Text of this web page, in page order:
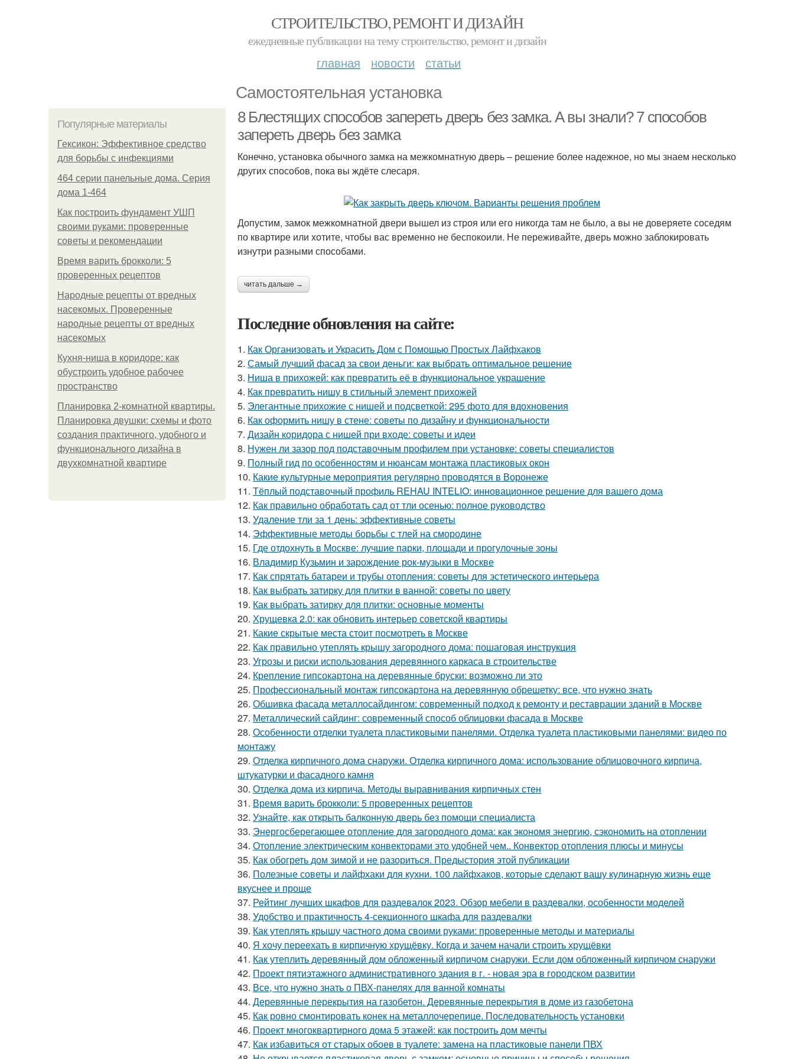
СТРОИТЕЛЬСТВО, РЕМОНТ И ДИЗАЙН
ежедневные публикации на тему строительство, ремонт и дизайн
главная новости статьи
Самостоятельная установка
Популярные материалы
Гексикон: Эффективное средство
для борьбы с инфекциями
464 серии панельные дома. Серия
дома 1-464
Как построить фундамент УШП
своими руками: проверенные
советы и рекомендации
Время варить брокколи: 5
проверенных рецептов
Народные рецепты от вредных
насекомых. Проверенные
народные рецепты от вредных
насекомых
Кухня-ниша в коридоре: как
обустроить удобное рабочее
пространство
Планировка 2-комнатной квартиры.
Планировка двушки: схемы и фото
создания практичного, удобного и
функционального дизайна в
двухкомнатной квартире
8 Блестящих способов запереть дверь без замка. А вы знали? 7 способов
запереть дверь без замка
Конечно, установка обычного замка на межкомнатную дверь – решение более надежное, но мы знаем несколько
других способов, пока вы ждёте слесаря.
Допустим, замок межкомнатной двери вышел из строя или его никогда там не было, а вы не доверяете соседям
по квартире или хотите, чтобы вас временно не беспокоили. Не переживайте, дверь можно заблокировать
изнутри разными способами.
читать дальше →
Последние обновления на сайте:
1. Как Организовать и Украсить Дом с Помощью Простых Лайфхаков
2. Самый лучший фасад за свои деньги: как выбрать оптимальное решение
3. Ниша в прихожей: как превратить её в функциональное украшение
4. Как превратить нишу в стильный элемент прихожей
5. Элегантные прихожие с нишей и подсветкой: 295 фото для вдохновения
6. Как оформить нишу в стене: советы по дизайну и функциональности
7. Дизайн коридора с нишей при входе: советы и идеи
8. Нужен ли зазор под подставочным профилем при установке: советы специалистов
9. Полный гид по особенностям и нюансам монтажа пластиковых окон
10. Какие культурные мероприятия регулярно проводятся в Воронеже
11. Тёплый подставочный профиль REHAU INTELIO: инновационное решение для вашего дома
12. Как правильно обработать сад от тли осенью: полное руководство
13. Удаление тли за 1 день: эффективные советы
14. Эффективные методы борьбы с тлей на смородине
15. Где отдохнуть в Москве: лучшие парки, площади и прогулочные зоны
16. Владимир Кузьмин и зарождение рок-музыки в Москве
17. Как спрятать батареи и трубы отопления: советы для эстетического интерьера
18. Как выбрать затирку для плитки в ванной: советы по цвету
19. Как выбрать затирку для плитки: основные моменты
20. Хрущевка 2.0: как обновить интерьер советской квартиры
21. Какие скрытые места стоит посмотреть в Москве
22. Как правильно утеплять крышу загородного дома: пошаговая инструкция
23. Угрозы и риски использования деревянного каркаса в строительстве
24. Крепление гипсокартона на деревянные бруски: возможно ли это
25. Профессиональный монтаж гипсокартона на деревянную обрешетку: все, что нужно знать
26. Обшивка фасада металлосайдингом: современный подход к ремонту и реставрации зданий в Москве
27. Металлический сайдинг: современный способ облицовки фасада в Москве
28. Особенности отделки туалета пластиковыми панелями. Отделка туалета пластиковыми панелями: видео по
монтажу
29. Отделка кирпичного дома снаружи. Отделка кирпичного дома: использование облицовочного кирпича,
штукатурки и фасадного камня
30. Отделка дома из кирпича. Методы выравнивания кирпичных стен
31. Время варить брокколи: 5 проверенных рецептов
32. Узнайте, как открыть балконную дверь без помощи специалиста
33. Энергосберегающее отопление для загородного дома: как экономя энергию, сэкономить на отоплении
34. Отопление электрическим конвекторами это удобней чем.. Конвектор отопления плюсы и минусы
35. Как обогреть дом зимой и не разориться. Предыстория этой публикации
36. Полезные советы и лайфхаки для кухни. 100 лайфхаков, которые сделают вашу кулинарную жизнь еще
вкуснее и проще
37. Рейтинг лучших шкафов для раздевалок 2023. Обзор мебели в раздевалки, особенности моделей
38. Удобство и практичность 4-секционного шкафа для раздевалки
39. Как утеплять крышу частного дома своими руками: проверенные методы и материалы
40. Я хочу переехать в кирпичную хрущёвку. Когда и зачем начали строить хрущёвки
41. Как утеплить деревянный дом обложенный кирпичом снаружи. Если дом обложенный кирпичом снаружи
42. Проект пятиэтажного административного здания в г. - новая эра в городском развитии
43. Все, что нужно знать о ПВХ-панелях для ванной комнаты
44. Деревянные перекрытия на газобетон. Деревянные перекрытия в доме из газобетона
45. Как ровно смонтировать конек на металлочерепице. Последовательность установки
46. Проект многоквартирного дома 5 этажей: как построить дом мечты
47. Как избавиться от старых обоев в туалете: замена на пластиковые панели ПВХ